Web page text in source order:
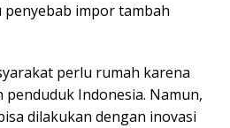
penyebab impor tambah
perlu rumah karena
Indonesia. Namun,
dilakukan dengan inovasi